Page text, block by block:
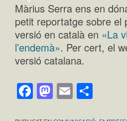
Màrius Serra ens en
petit reportatge sobre el
versió en català en «La
l’endemà». Per cert, el
versió catalana.
Facebook
Mastodon
Email